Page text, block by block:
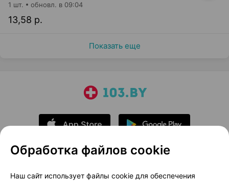
13,58 р.
1 шт. обновл. в 09:04
Показать еще
О проекте Новости проекта
Обработка файлов cookie
Наш сайт использует файлы cookie для обеспечения